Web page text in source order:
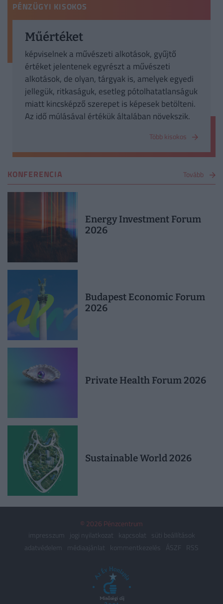
PÉNZÜGYI KISOKOS
Műértéket
képviselnek a művészeti alkotások, gyűjtő
értéket jelentenek egyrészt a művészeti
alkotások, de olyan, tárgyak is, amelyek egyedi
jellegük, ritkaságuk, esetleg pótolhatatlanságuk
miatt kincsképző szerepet is képesek betölteni.
Az idő múlásával értékük általában növekszik.
Több kisokos
KONFERENCIA Tovább
Energy Investment Forum
2026
Budapest Economic Forum
2026
Private Health Forum 2026
Sustainable World 2026
© 2026 Pénzcentrum
impresszum
jogi nyilatkozat kapcsolat
süti beállítások
adatvédelem
médiaajánlat kommentkezelés ÁSZF RSS